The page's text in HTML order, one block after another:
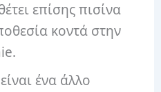
επίσης πισίνα
κοντά στην
είναι ένα άλλο